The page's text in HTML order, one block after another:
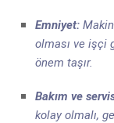
Emniyet:
olması ve işçi
önem taşır.
Bakım ve
kolay olmalı,